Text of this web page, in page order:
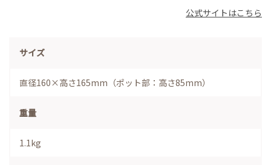
公式サイトはこちら
サイズ
直径160×高さ165mm（ポット部：高さ85mm）
重量
1.1kg